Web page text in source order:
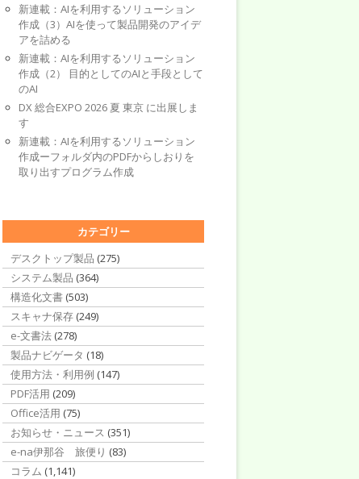
新連載：AIを利用するソリューション
作成（3）AIを使って製品開発のアイデ
アを詰める
新連載：AIを利用するソリューション
作成（2） 目的としてのAIと手段として
のAI
DX 総合EXPO 2026 夏 東京 に出展しま
す
新連載：AIを利用するソリューション
作成ーフォルダ内のPDFからしおりを
取り出すプログラム作成
カテゴリー
デスクトップ製品 (275)
システム製品 (364)
構造化文書 (503)
スキャナ保存 (249)
e-文書法 (278)
製品ナビゲータ (18)
使用方法・利用例 (147)
PDF活用 (209)
Office活用 (75)
お知らせ・ニュース (351)
e-na伊那谷 旅便り (83)
コラム (1,141)